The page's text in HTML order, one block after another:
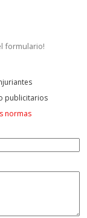
formulario!
publicitarios
normas